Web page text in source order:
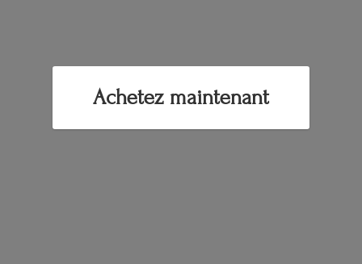
Achetez maintenant